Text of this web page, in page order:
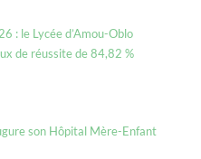
: le Lycée d’Amou-Oblo
de réussite de 84,82 %
son Hôpital Mère-Enfant